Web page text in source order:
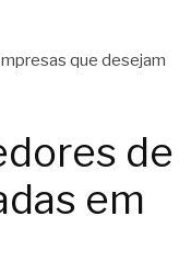
que desejam
de
em